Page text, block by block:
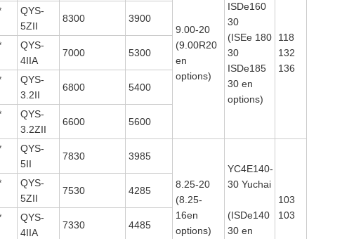
9.00-20
(9.00R20
en
options)
ISDe160
30
(ISEe 180
30
ISDe185
30 en
options)
118
132
136
QYS-
5ZII
8300 3900
QYS-
4IIA
7000 5300
QYS-
3.2II
6800 5400
QYS-
3.2ZII
6600 5600
QYS-
5II
7830 3985
8.25-20
(8.25-
16en
options)
YC4E140-
30 Yuchai
(ISDe140
30 en
103
103
QYS-
5ZII
7530 4285
QYS-
4IIA
7330 4485